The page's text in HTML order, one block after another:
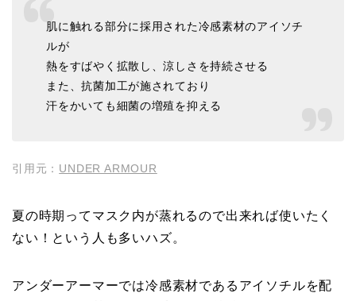
肌に触れる部分に採用された冷感素材のアイソチ
ルが
熱をすばやく拡散し、涼しさを持続させる
また、抗菌加工が施されており
汗をかいても細菌の増殖を抑える
引用元： UNDER ARMOUR
夏の時期ってマスク内が蒸れるので出来れば使いたく
ない！という人も多いハズ。
アンダーアーマーでは冷感素材であるアイソチルを配